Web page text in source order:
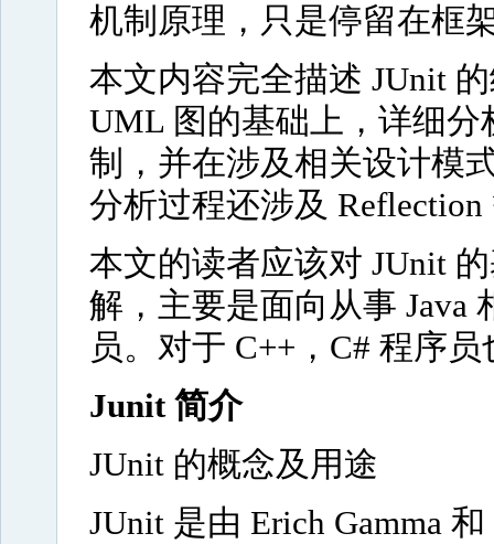
机制原理，只是停留在框
本文内容完全描述 JUnit
UML 图的基础上，详细分
制，并在涉及相关设计模
分析过程还涉及
本文的读者应该对 JUnit
解，主要是面向从事 Java
员。对于 C++，C# 程序
Junit 简介
JUnit 的概念及用途
JUnit 是由 Erich Gamma